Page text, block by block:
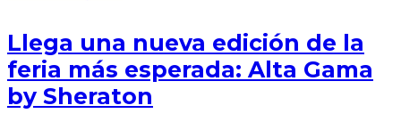
Llega una nueva edición de la
feria más esperada: Alta Gama
by Sheraton